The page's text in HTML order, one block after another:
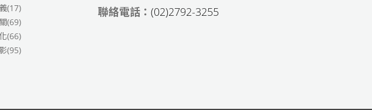
(17)
(69)
(66)
(95)
聯絡電話： (02)2792-3255